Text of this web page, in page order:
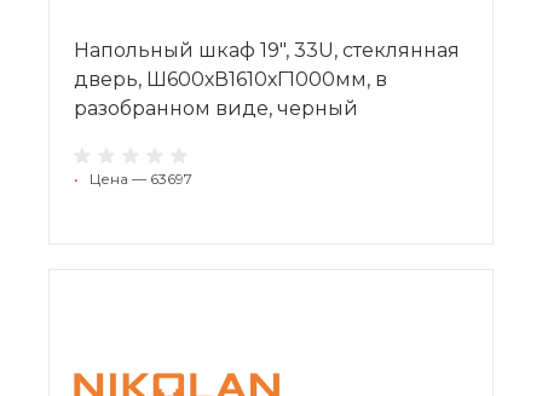
Напольный шкаф 19", 33U, стеклянная
дверь, Ш600хВ1610хГ1000мм, в
разобранном виде, черный
• Цена — 63697